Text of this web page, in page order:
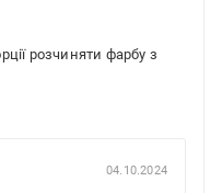
розчиняти фарбу з
04.10.2024